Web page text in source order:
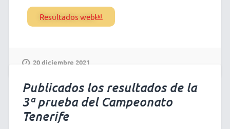
Resultados web
20 diciembre 2021
Publicados los resultados de la
3ª prueba del Campeonato
Tenerife